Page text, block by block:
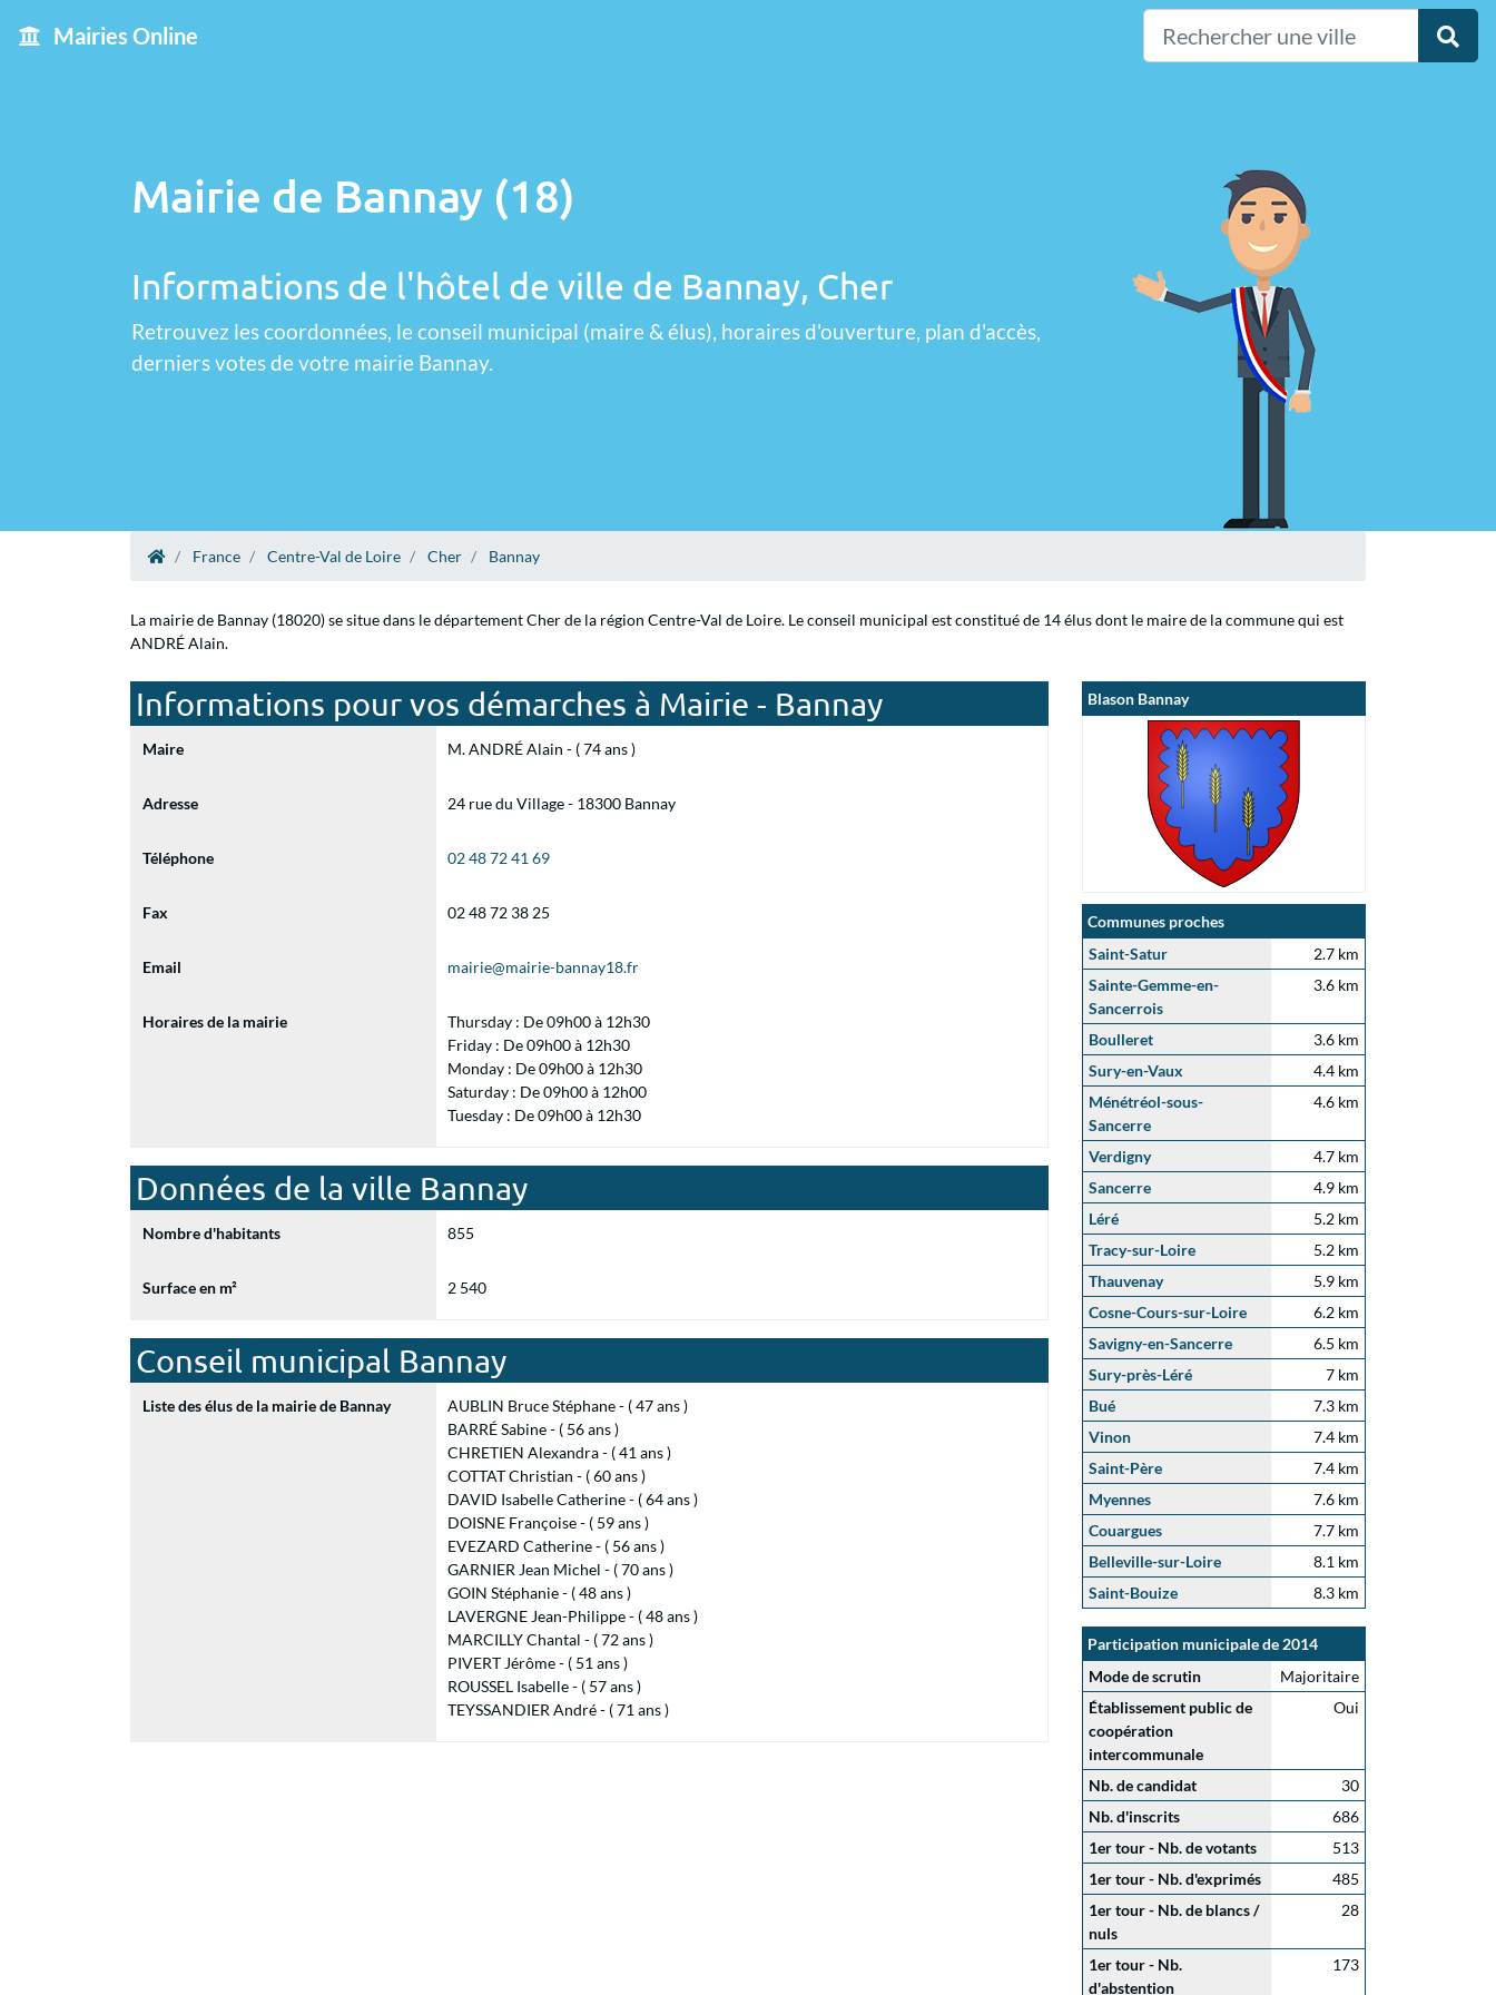
Mairies Online
Mairie de Bannay (18)
Informations de l'hôtel de ville de Bannay, Cher
Retrouvez les coordonnées, le conseil municipal (maire & élus), horaires d'ouverture, plan d'accès,
derniers votes de votre mairie Bannay.
France Centre-Val de Loire Cher Bannay
La mairie de Bannay (18020) se situe dans le département Cher de la région Centre-Val de Loire. Le conseil municipal est constitué de 14 élus dont le maire de la commune qui est
ANDRÉ Alain.
Informations pour vos démarches à Mairie - Bannay
Maire M. ANDRÉ Alain - ( 74 ans )
Adresse 24 rue du Village - 18300 Bannay
Téléphone 02 48 72 41 69
Fax 02 48 72 38 25
Email mairie@mairie-bannay18.fr
Horaires de la mairie
Thursday : De 09h00 à 12h30
Friday : De 09h00 à 12h30
Monday : De 09h00 à 12h30
Saturday : De 09h00 à 12h00
Tuesday : De 09h00 à 12h30
Données de la ville Bannay
Nombre d'habitants 855
Surface en m² 2 540
Conseil municipal Bannay
Liste des élus de la mairie de Bannay
AUBLIN Bruce Stéphane - ( 47 ans )
BARRÉ Sabine - ( 56 ans )
CHRETIEN Alexandra - ( 41 ans )
COTTAT Christian - ( 60 ans )
DAVID Isabelle Catherine - ( 64 ans )
DOISNE Françoise - ( 59 ans )
EVEZARD Catherine - ( 56 ans )
GARNIER Jean Michel - ( 70 ans )
GOIN Stéphanie - ( 48 ans )
LAVERGNE Jean-Philippe - ( 48 ans )
MARCILLY Chantal - ( 72 ans )
PIVERT Jérôme - ( 51 ans )
ROUSSEL Isabelle - ( 57 ans )
TEYSSANDIER André - ( 71 ans )
Blason Bannay
Communes proches
Saint-Satur
2.7 km
Sainte-Gemme-en-
Sancerrois
3.6 km
Boulleret
3.6 km
Sury-en-Vaux
4.4 km
Ménétréol-sous-
Sancerre
4.6 km
Verdigny
4.7 km
Sancerre
4.9 km
Léré
5.2 km
Tracy-sur-Loire
5.2 km
Thauvenay
5.9 km
Cosne-Cours-sur-Loire
6.2 km
Savigny-en-Sancerre
6.5 km
Sury-près-Léré
7 km
Bué
7.3 km
Vinon
7.4 km
Saint-Père
7.4 km
Myennes
7.6 km
Couargues
7.7 km
Belleville-sur-Loire
8.1 km
Saint-Bouize
8.3 km
Participation municipale de 2014
Mode de scrutin
Majoritaire
Établissement public de
coopération
intercommunale
Oui
Nb. de candidat
30
Nb. d'inscrits
686
1er tour - Nb. de votants
513
1er tour - Nb. d'exprimés
485
1er tour - Nb. de blancs /
nuls
28
1er tour - Nb.
d'abstention
173